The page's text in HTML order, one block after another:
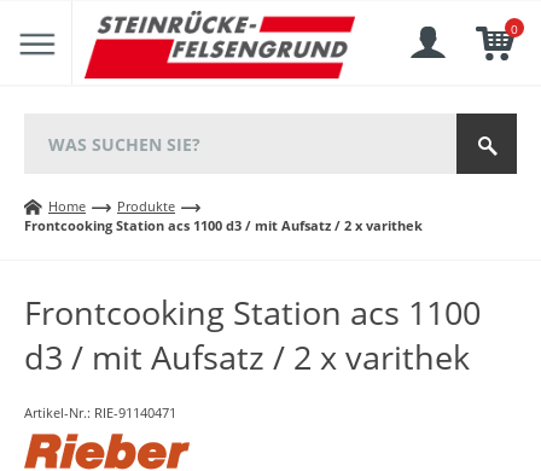
0
Home
Produkte
Frontcooking Station acs 1100 d3 / mit Aufsatz / 2 x varithek
Frontcooking Station acs 1100
d3 / mit Aufsatz / 2 x varithek
Artikel-Nr.: RIE-91140471